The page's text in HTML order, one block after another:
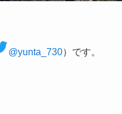
@yunta_730）です。